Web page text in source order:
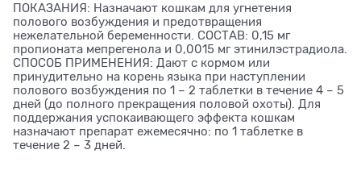
ПОКАЗАНИЯ: Назначают кошкам для угнетения
полового возбуждения и предотвращения
нежелательной беременности. СОСТАВ: 0,15 мг
пропионата мепрегенола и 0,0015 мг этинилэстрадиола.
СПОСОБ ПРИМЕНЕНИЯ: Дают с кормом или
принудительно на корень языка при наступлении
полового возбуждения по 1 – 2 таблетки в течение 4 – 5
дней (до полного прекращения половой охоты). Для
поддержания успокаивающего эффекта кошкам
назначают препарат ежемесячно: по 1 таблетке в
течение 2 – 3 дней.